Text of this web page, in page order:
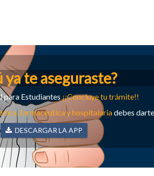
ya te aseguraste?
para Estudiantes ¡¡Concluye tu trámite!!
farmacéutica y hospitalariadebes
DESCARGAR LA APP